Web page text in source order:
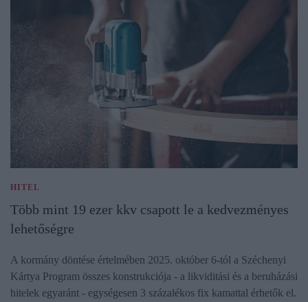
HITEL
Több mint 19 ezer kkv csapott le a kedvezményes
lehetőségre
A kormány döntése értelmében 2025. október 6-tól a Széchenyi
Kártya Program összes konstrukciója - a likviditási és a beruházási
hitelek egyaránt - egységesen 3 százalékos fix kamattal érhetők el.